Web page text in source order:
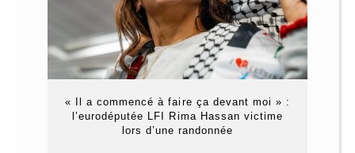
« Il a commencé à faire ça devant moi » :
l’eurodéputée LFI Rima Hassan victime
lors d’une randonnée